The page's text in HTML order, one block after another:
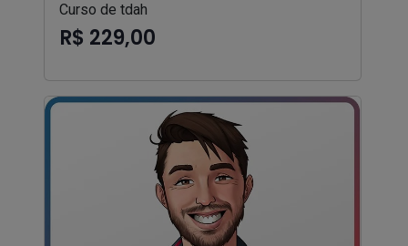
Curso de tdah
R$ 229,00